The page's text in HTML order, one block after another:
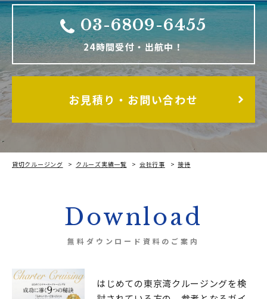
03-6809-6455
24時間受付・出航中！
お見積り・お問い合わせ
貸切クルージング クルーズ実績一覧 会社行事 接待
Download
無料ダウンロード資料のご案内
はじめての東京湾クルージングを検